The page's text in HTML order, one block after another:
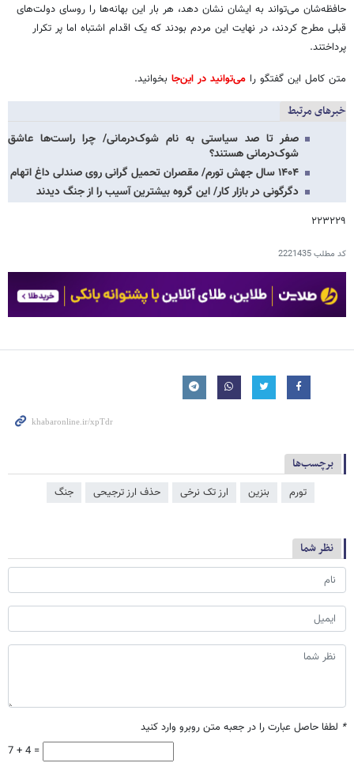
حافظه‌شان می‌تواند به ایشان نشان دهد، هر بار این بهانه‌ها را روسای دولت‌های
قبلی مطرح کردند، در نهایت این مردم بودند که یک اقدام اشتباه اما پر تکرار
پرداختند.
متن کامل این گفتگو را می‌توانید در این‌جا بخوانید.
خبرهای مرتبط
صفر تا صد سیاستی به نام شوک‌درمانی/ چرا راست‌ها عاشق
شوک‌درمانی هستند؟
۱۴۰۴ سال جهش تورم/ مقصران تحمیل گرانی روی صندلی داغ اتهام
دگرگونی در بازار کار/ این گروه بیشترین آسیب را از جنگ دیدند
۲۲۳۲۲۹
کد مطلب2221435
برچسب‌ها
تورم بنزین ارز تک نرخی حذف ارز ترجیحی جنگ
نظر شما
* لطفا حاصل عبارت را در جعبه متن روبرو وارد کنید
7 + 4 =